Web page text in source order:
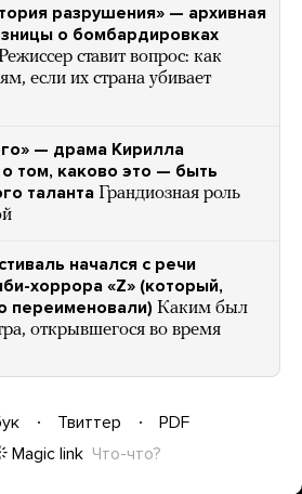
разрушения» — архивная
о бомбардировках
ставит вопрос: как
если их страна убивает
— драма Кирилла
том, каково это — быть
таланта Грандиозная роль
начался с речи
хоррора «Z» (который,
переименовали) Каким был
открывшегося во время
Твиттер
PDF
Magic link Что-что?